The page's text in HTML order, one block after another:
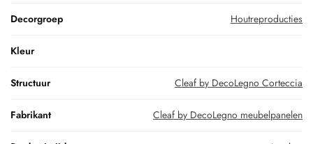
Decorgroep Houtreproducties
Kleur
Structuur Cleaf by DecoLegno Corteccia
Fabrikant Cleaf by DecoLegno meubelpanelen